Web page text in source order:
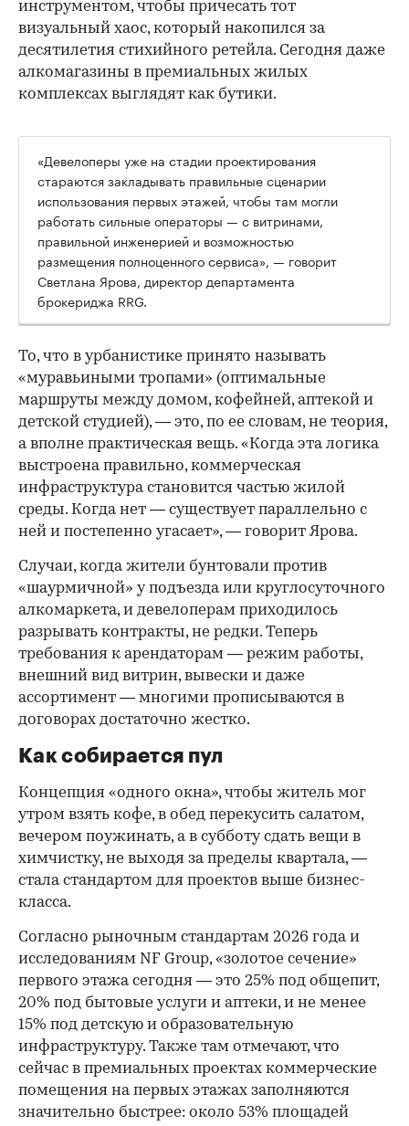
инструментом, чтобы причесать тот
визуальный хаос, который накопился за
десятилетия стихийного ретейла. Сегодня даже
алкомагазины в премиальных жилых
комплексах выглядят как бутики.
00:00
«Девелоперы уже на стадии проектирования
стараются закладывать правильные сценарии
использования первых этажей, чтобы там могли
работать сильные операторы — с витринами,
правильной инженерией и возможностью
размещения полноценного сервиса», — говорит
Светлана Ярова, директор департамента
брокериджа RRG.
То, что в урбанистике принято называть
«муравьиными тропами» (оптимальные
маршруты между домом, кофейней, аптекой и
детской студией), — это, по ее словам, не теория,
а вполне практическая вещь. «Когда эта логика
выстроена правильно, коммерческая
инфраструктура становится частью жилой
среды. Когда нет — существует параллельно с
ней и постепенно угасает», — говорит Ярова.
Случаи, когда жители бунтовали против
«шаурмичной» у подъезда или круглосуточного
алкомаркета, и девелоперам приходилось
разрывать контракты, не редки. Теперь
требования к арендаторам — режим работы,
внешний вид витрин, вывески и даже
ассортимент — многими прописываются в
договорах достаточно жестко.
Как собирается пул
Концепция «одного окна», чтобы житель мог
утром взять кофе, в обед перекусить салатом,
вечером поужинать, а в субботу сдать вещи в
химчистку, не выходя за пределы квартала, —
стала стандартом для проектов выше бизнес-
класса.
Согласно рыночным стандартам 2026 года и
исследованиям NF Group, «золотое сечение»
первого этажа сегодня — это 25% под общепит,
20% под бытовые услуги и аптеки, и не менее
15% под детскую и образовательную
инфраструктуру. Также там отмечают, что
сейчас в премиальных проектах коммерческие
помещения на первых этажах заполняются
значительно быстрее: около 53% площадей